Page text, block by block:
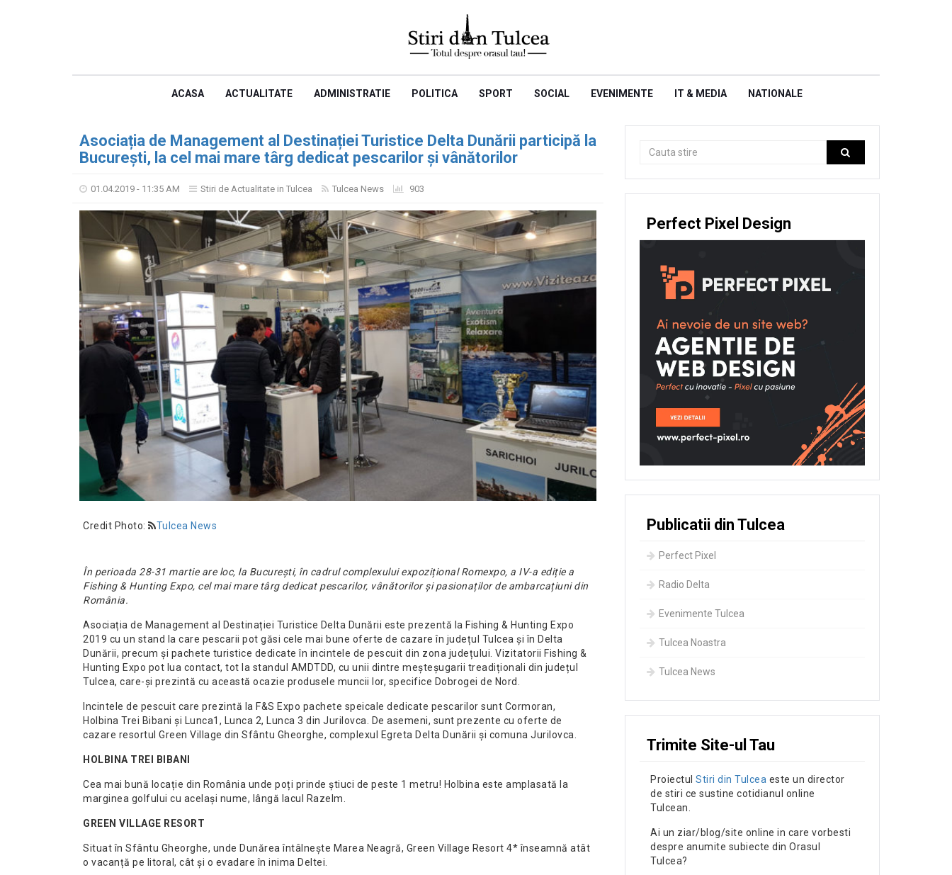
ACASA ACTUALITATE ADMINISTRATIE POLITICA SPORT SOCIAL EVENIMENTE IT & MEDIA NATIONALE
Asociația de Management al Destinației Turistice Delta Dunării participă la
București, la cel mai mare târg dedicat pescarilor și vânătorilor
01.04.2019 - 11:35 AM Stiri de Actualitate in Tulcea Tulcea News 903
Credit Photo: Tulcea News
În perioada 28-31 martie are loc, la București, în cadrul complexului expozițional Romexpo, a IV-a ediție a
Fishing & Hunting Expo, cel mai mare târg dedicat pescarilor, vânătorilor și pasionaților de ambarcațiuni din
România.
Asociația de Management al Destinației Turistice Delta Dunării este prezentă la Fishing & Hunting Expo
2019 cu un stand la care pescarii pot găsi cele mai bune oferte de cazare în județul Tulcea și în Delta
Dunării, precum și pachete turistice dedicate în incintele de pescuit din zona județului. Vizitatorii Fishing &
Hunting Expo pot lua contact, tot la standul AMDTDD, cu unii dintre meșteșugarii treadiționali din județul
Tulcea, care-și prezintă cu această ocazie produsele muncii lor, specifice Dobrogei de Nord.
Incintele de pescuit care prezintă la F&S Expo pachete speicale dedicate pescarilor sunt Cormoran,
Holbina Trei Bibani și Lunca1, Lunca 2, Lunca 3 din Jurilovca. De asemeni, sunt prezente cu oferte de
cazare resortul Green Village din Sfântu Gheorghe, complexul Egreta Delta Dunării și comuna Jurilovca.
HOLBINA TREI BIBANI
Cea mai bună locație din România unde poți prinde știuci de peste 1 metru! Holbina este amplasată la
marginea golfului cu același nume, lângă lacul Razelm.
GREEN VILLAGE RESORT
Situat în Sfântu Gheorghe, unde Dunărea întâlnește Marea Neagră, Green Village Resort 4* înseamnă atât
o vacanță pe litoral, cât și o evadare în inima Deltei.
Perfect Pixel Design
Publicatii din Tulcea
Perfect Pixel
Radio Delta
Evenimente Tulcea
Tulcea Noastra
Tulcea News
Trimite Site-ul Tau
Proiectul Stiri din Tulcea este un director
de stiri ce sustine cotidianul online
Tulcean.
Ai un ziar/blog/site online in care vorbesti
despre anumite subiecte din Orasul
Tulcea?